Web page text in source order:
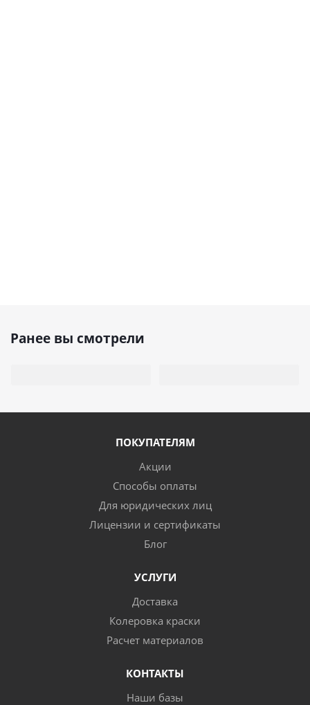
Ранее вы смотрели
ПОКУПАТЕЛЯМ
Акции
Способы оплаты
Для юридических лиц
Лицензии и сертификаты
Блог
УСЛУГИ
Доставка
Колеровка краски
Расчет материалов
КОНТАКТЫ
Наши базы